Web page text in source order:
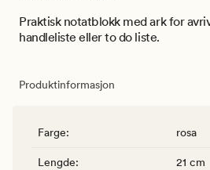
Praktisk notatblokk med ark for
handleliste eller to do liste.
Produktinformasjon
Farge: rosa
Lengde: 21 cm